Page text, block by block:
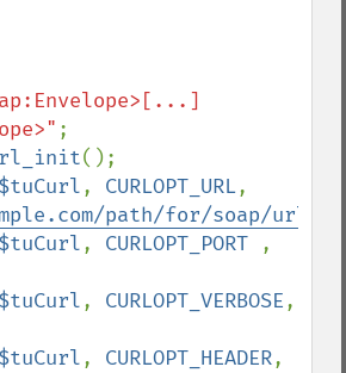
$tuCurl, CURLOPT_URL
path/for/soap/url/
$tuCurl, CURLOPT_PORT
$tuCurl, CURLOPT_VERBOSE
$tuCurl, CURLOPT_HEADER